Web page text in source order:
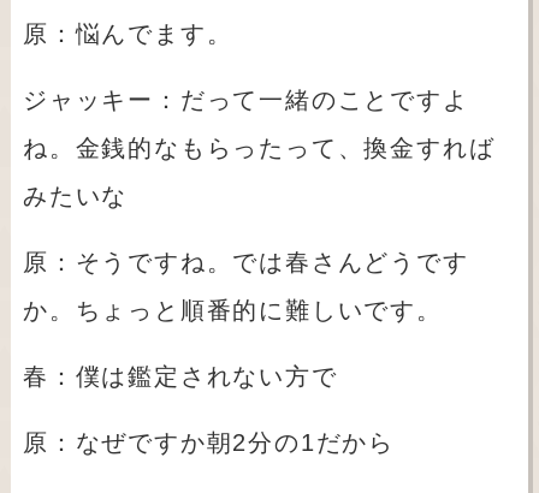
原：悩んでます。
ジャッキー：だって一緒のことですよ
ね。金銭的なもらったって、換金すれば
みたいな
原：そうですね。では春さんどうです
か。ちょっと順番的に難しいです。
春：僕は鑑定されない方で
原：なぜですか朝2分の1だから